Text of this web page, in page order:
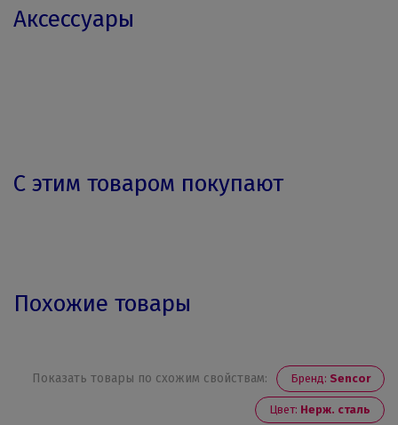
Аксессуары
С этим товаром покупают
Похожие товары
Показать товары по схожим свойствам: Бренд: Sencor
Цвет: Нерж. сталь